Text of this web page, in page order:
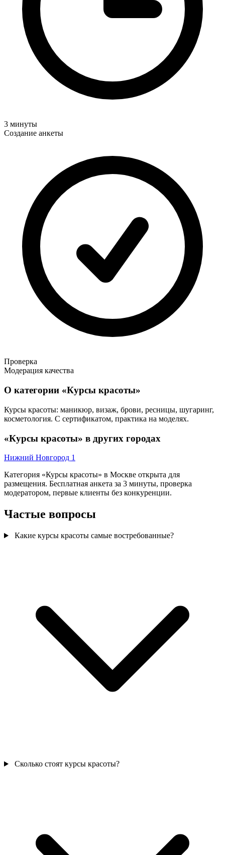
3 минуты
Создание анкеты
Проверка
Модерация качества
О категории «Курсы красоты»
Курсы красоты: маникюр, визаж, брови, ресницы, шугаринг,
косметология. С сертификатом, практика на моделях.
«Курсы красоты» в других городах
Нижний Новгород 1
Категория «Курсы красоты» в Москве открыта для
размещения. Бесплатная анкета за 3 минуты, проверка
модератором, первые клиенты без конкуренции.
Частые вопросы
Какие курсы красоты самые востребованные?
Сколько стоят курсы красоты?